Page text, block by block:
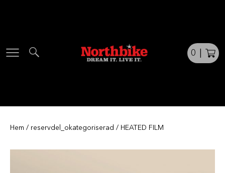
0
Hem / reservdel_okategoriserad / HEATED FILM